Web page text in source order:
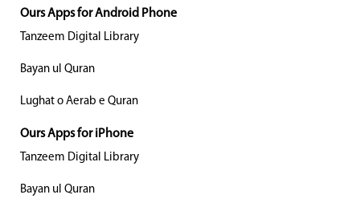
Ours Apps for Android Phone
Tanzeem Digital Library
Bayan ul Quran
Lughat o Aerab e Quran
Ours Apps for iPhone
Tanzeem Digital Library
Bayan ul Quran